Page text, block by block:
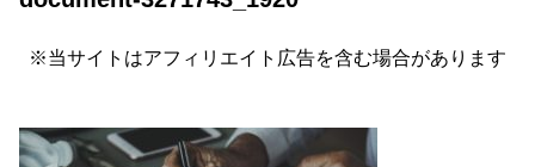
※当サイトはアフィリエイト広告を含む場合があります